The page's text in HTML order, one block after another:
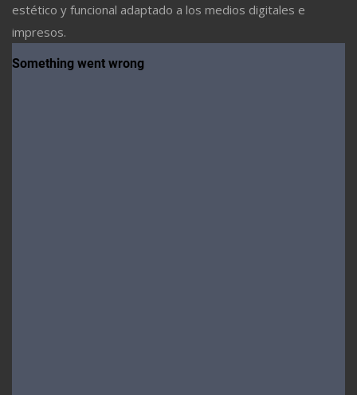
estético y funcional adaptado a los medios digitales e
impresos.